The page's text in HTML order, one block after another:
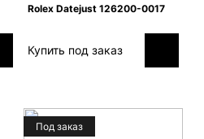
Rolex Datejust 126200-0017
Купить под заказ
Под заказ